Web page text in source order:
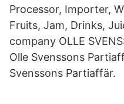
Processor, Importer,
Fruits, Jam, Drinks,
company OLLE
Olle Svenssons
Svenssons Partiaffär.